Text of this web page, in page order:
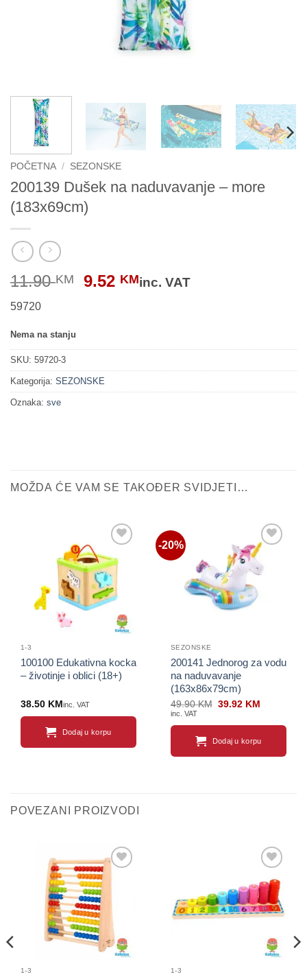
POČETNA / SEZONSKE
200139 Dušek na naduvavanje – more
(183x69cm)
11.90KM
Original
9.52 KMCurrent
inc. VAT
59720
Nema na stanju
SKU: 59720-3
Kategorija: SEZONSKE
Oznaka: sve
MOŽDA ĆE VAM SE TAKOĐER SVIDJETI…
Sačuvaj
proizvod
1-3
100100 Edukativna kocka
– životinje i oblici (18+)
38.50 KMinc. VAT
Dodaj u korpu
-20%
Sačuvaj
proizvod
SEZONSKE
200141 Jednorog za vodu
na naduvavanje
(163x86x79cm)
49.90KM Original
39.92 KMCurrent
39.92 KM.
inc. VAT
Dodaj u korpu
POVEZANI PROIZVODI
Sačuvaj
proizvod
1-3
Sačuvaj
proizvod
1-3